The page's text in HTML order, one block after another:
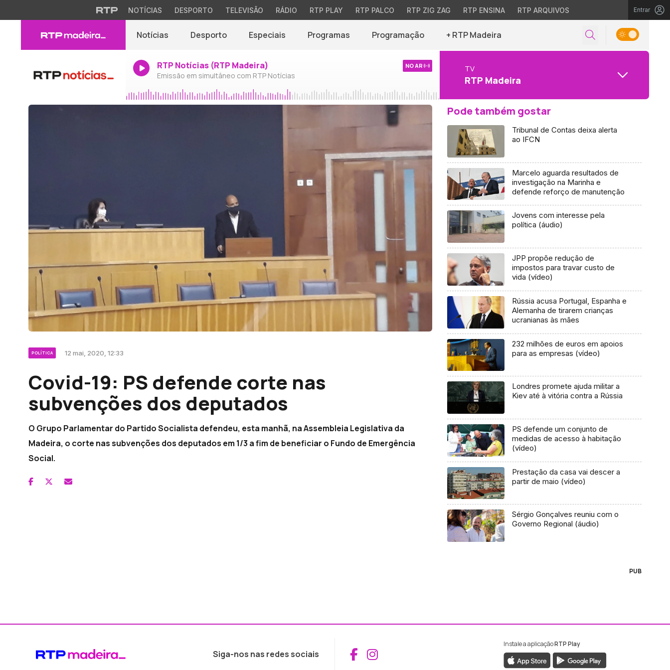
NOTÍCIAS DESPORTO TELEVISÃO RÁDIO RTP PLAY RTP PALCO RTP ZIG ZAG RTP ENSINA RTP ARQUIVOS Entrar
Notícias Desporto Especiais Programas Programação + RTP Madeira
RTP Notícias (RTP Madeira)
Emissão em simultâneo com RTP Notícias
NO AR TV
RTP Madeira
POLÍTICA 12 mai, 2020, 12:33
Covid-19: PS defende corte nas
subvenções dos deputados
O Grupo Parlamentar do Partido Socialista defendeu, esta manhã, na Assembleia Legislativa da
Madeira, o corte nas subvenções dos deputados em 1/3 a fim de beneficiar o Fundo de Emergência
Social.
Pode também gostar
Tribunal de Contas deixa alerta
ao IFCN
Marcelo aguarda resultados de
investigação na Marinha e
defende reforço de manutenção
Jovens com interesse pela
política (áudio)
JPP propõe redução de
impostos para travar custo de
vida (vídeo)
Rússia acusa Portugal, Espanha e
Alemanha de tirarem crianças
ucranianas às mães
232 milhões de euros em apoios
para as empresas (vídeo)
Londres promete ajuda militar a
Kiev até à vitória contra a Rússia
PS defende um conjunto de
medidas de acesso à habitação
(vídeo)
Prestação da casa vai descer a
partir de maio (vídeo)
Sérgio Gonçalves reuniu com o
Governo Regional (áudio)
PUB
Siga-nos nas redes sociais Aceder ao Facebook da RTP Madeira
Aceder ao Instagram da RTP Madeira
Instale a aplicaçãoRTP Play